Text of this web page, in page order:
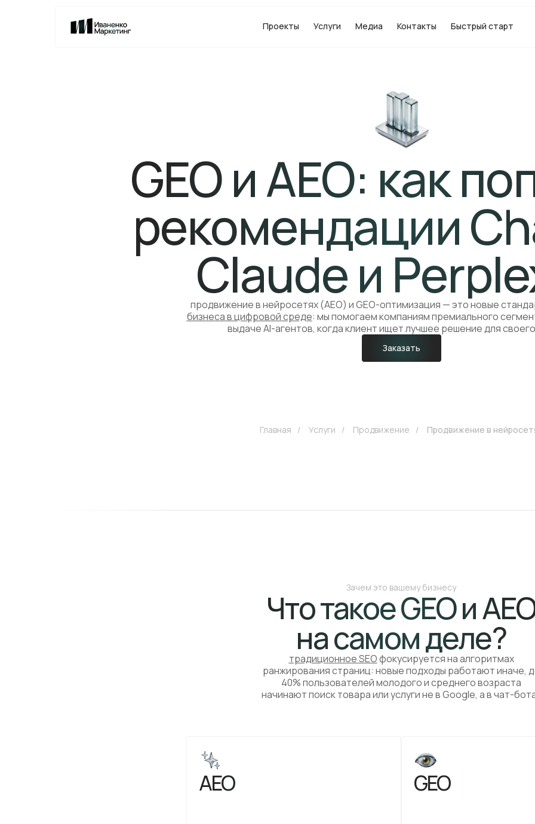
Проекты Услуги Медиа Контакты Быстрый старт
GEO и AEO: как
рекомендации
Claude и
продвижение в нейросетях (AEO) и GEO-оптимизация — это новые
бизнеса в цифровой среде: мы помогаем компаниям премиального
выдаче AI-агентов, когда клиент ищет лучшее решение для
Заказать
Главная / Услуги / Продвижение / Продвижение в
Зачем это вашему бизнесу
Что такое GEO и
на самом деле?
традиционное SEOфокусируется на алгоритмах
ранжирования страниц: новые подходы работают иначе,
40% пользователей молодого и среднего возраста
начинают поиск товара или услуги не в Google, а в чат-
AEO GEO